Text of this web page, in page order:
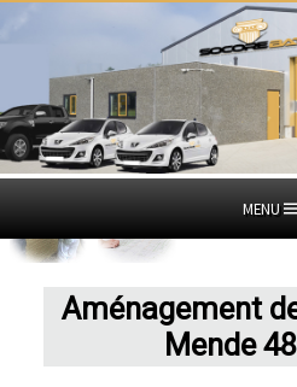
MENU
Aménagement
Mende